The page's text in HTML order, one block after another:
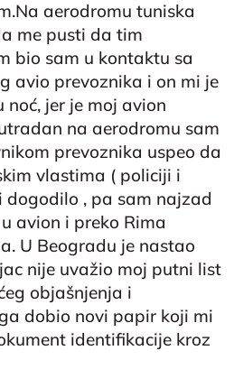
aerodromu tuniska
me pusti da tim
bio sam u kontaktu sa
avio prevoznika i on mi je
jer je moj avion
na aerodromu sam
prevoznika uspeo da
vlastima ( policiji i
dogodilo , pa sam najzad
avion i preko Rima
U Beogradu je nastao
nije uvažio moj putni list
objašnjenja i
dobio novi papir koji mi
identifikacije kroz